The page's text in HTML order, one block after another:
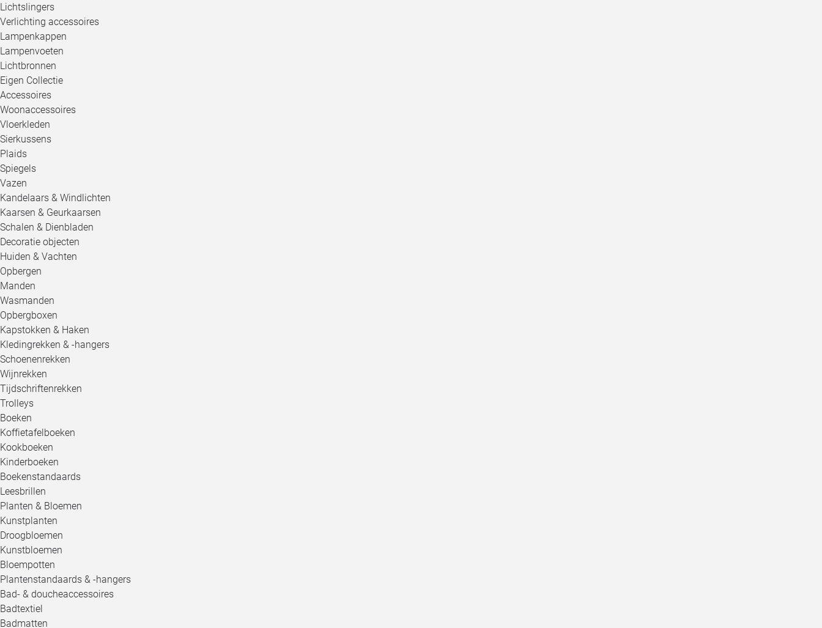
Lichtslingers
Verlichting accessoires
Lampenkappen
Lampenvoeten
Lichtbronnen
Eigen Collectie
Accessoires
Woonaccessoires
Vloerkleden
Sierkussens
Plaids
Spiegels
Vazen
Kandelaars & Windlichten
Kaarsen & Geurkaarsen
Schalen & Dienbladen
Decoratie objecten
Huiden & Vachten
Opbergen
Manden
Wasmanden
Opbergboxen
Kapstokken & Haken
Kledingrekken & -hangers
Schoenenrekken
Wijnrekken
Tijdschriftenrekken
Trolleys
Boeken
Koffietafelboeken
Kookboeken
Kinderboeken
Boekenstandaards
Leesbrillen
Planten & Bloemen
Kunstplanten
Droogbloemen
Kunstbloemen
Bloempotten
Plantenstandaards & -hangers
Bad- & doucheaccessoires
Badtextiel
Badmatten